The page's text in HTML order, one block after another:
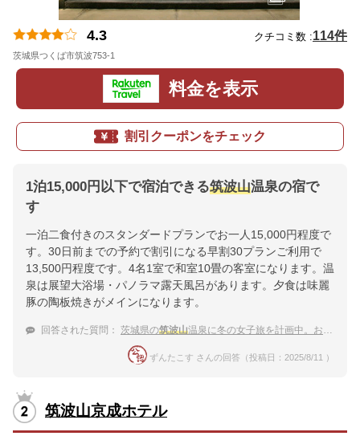
4.3 クチコミ数 :114件
茨城県つくば市筑波753-1
料金を表示
割引クーポンをチェック
1泊15,000円以下で宿泊できる筑波山温泉の宿で
す
一泊二食付きのスタンダードプランでお一人15,000円程度で
す。30日前までの予約で割引になる早割30プランご利用で
13,500円程度です。4名1室で和室10畳の客室になります。温
泉は展望大浴場・パノラマ露天風呂があります。夕食は味麗
豚の陶板焼きがメインになります。
回答された質問： 茨城県の筑波山温泉に冬の女子旅を計画中。おすすめ知りたい。
ずんたこす さんの回答（投稿日：2025/8/11 ）
筑波山京成ホテル